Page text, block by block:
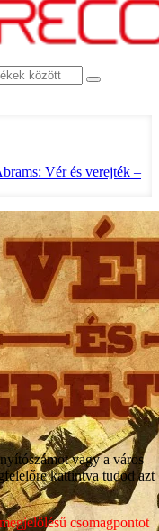
Vér és verejték –
vagy a város
kattintva tudod azt
csomagpontot